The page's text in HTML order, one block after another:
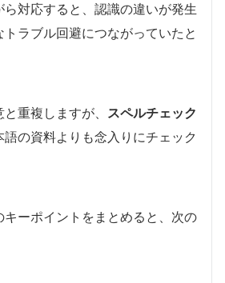
対応すると、認識の違いが発生
トラブル回避につながっていたと
重複しますが、 スペルチェック
語の資料よりも念入りにチェック
キーポイントをまとめると、次の